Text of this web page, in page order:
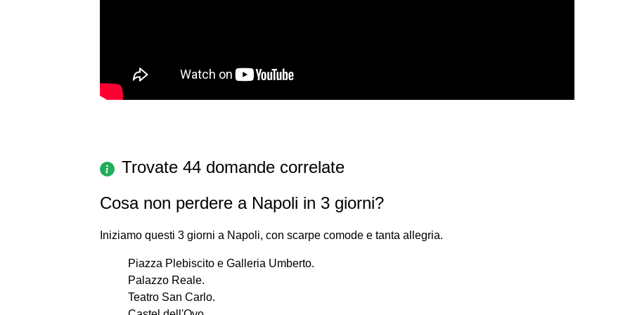
Trovate 44 domande correlate
Cosa non perdere a Napoli in 3 giorni?
Iniziamo questi 3 giorni a Napoli, con scarpe comode e tanta allegria.
Piazza Plebiscito e Galleria Umberto.
Palazzo Reale.
Teatro San Carlo.